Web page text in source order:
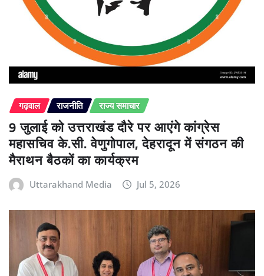
गढ़वाल राजनीति राज्य समाचार
9 जुलाई को उत्तराखंड दौरे पर आएंगे कांग्रेस
महासचिव के.सी. वेणुगोपाल, देहरादून में संगठन की
मैराथन बैठकों का कार्यक्रम
Uttarakhand Media Jul 5, 2026